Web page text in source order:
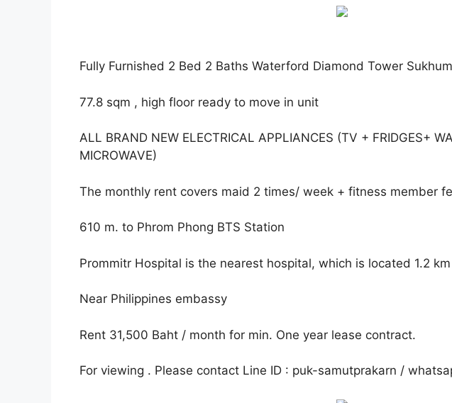
Fully Furnished 2 Bed 2 Baths Waterford Diamond Tower
77.8 sqm , high floor ready to move in unit
ALL BRAND NEW ELECTRICAL APPLIANCES (TV + FRIDGES+
MICROWAVE)
The monthly rent covers maid 2 times/ week + fitness member
610 m. to Phrom Phong BTS Station
Prommitr Hospital is the nearest hospital, which is located 1.2
Near Philippines embassy
Rent 31,500 Baht / month for min. One year lease contract.
For viewing . Please contact Line ID : puk-samutprakarn /